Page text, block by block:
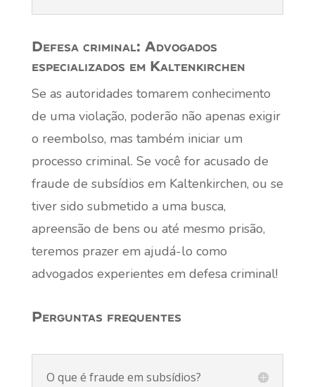
Defesa criminal: Advogados
especializados em Kaltenkirchen
Se as autoridades tomarem conhecimento
de uma violação, poderão não apenas exigir
o reembolso, mas também iniciar um
processo criminal. Se você for acusado de
fraude de subsídios em Kaltenkirchen, ou se
tiver sido submetido a uma busca,
apreensão de bens ou até mesmo prisão,
teremos prazer em ajudá-lo como
advogados experientes em defesa criminal!
Perguntas frequentes
O que é fraude em subsídios?